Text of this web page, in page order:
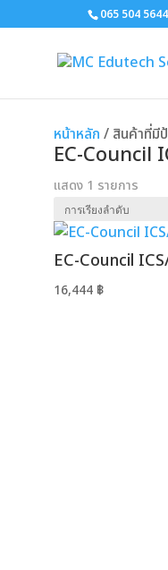
065 504 5644
หน้าหลัก / สินค้าที่มี
EC-Council
แสดง 1 รายการ
EC-Council
16,444 ฿